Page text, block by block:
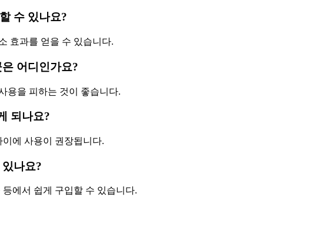
수 있나요?
효과를 얻을 수 있습니다.
어디인가요?
용을 피하는 것이 좋습니다.
되나요?
에 사용이 권장됩니다.
나요?
에서 쉽게 구입할 수 있습니다.